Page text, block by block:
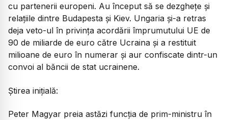
cu partenerii europeni. Au început să se dezghețe și
relațiile dintre Budapesta și Kiev. Ungaria și-a retras
deja veto-ul în privința acordării împrumutului UE de
90 de miliarde de euro către Ucraina și a restituit
milioane de euro în numerar și aur confiscate dintr-un
convoi al băncii de stat ucrainene.
Știrea inițială:
Peter Magyar preia astăzi funcția de prim-ministru în